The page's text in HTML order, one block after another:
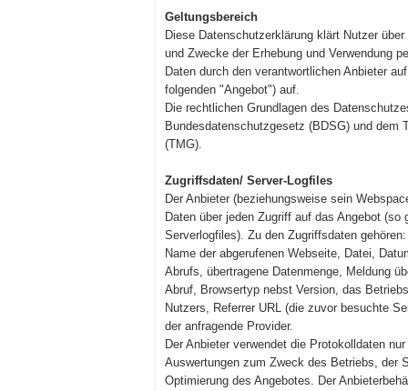
Geltungsbereich
Diese Datenschutzerklärung klärt Nutzer
und Zwecke der Erhebung und Verwendung
Daten durch den verantwortlichen Anbieter
folgenden "Angebot") auf.
Die rechtlichen Grundlagen des
Bundesdatenschutzgesetz (BDSG) und dem
(TMG).
Zugriffsdaten/ Server-Logfiles
Der Anbieter (beziehungsweise sein
Daten über jeden Zugriff auf das Angebot (so
Serverlogfiles). Zu den Zugriffsdaten gehören:
Name der abgerufenen Webseite, Datei,
Abrufs, übertragene Datenmenge, Meldung
Abruf, Browsertyp nebst Version, das
Nutzers, Referrer URL (die zuvor besuchte
der anfragende Provider.
Der Anbieter verwendet die Protokolldaten
Auswertungen zum Zweck des Betriebs, der
Optimierung des Angebotes. Der